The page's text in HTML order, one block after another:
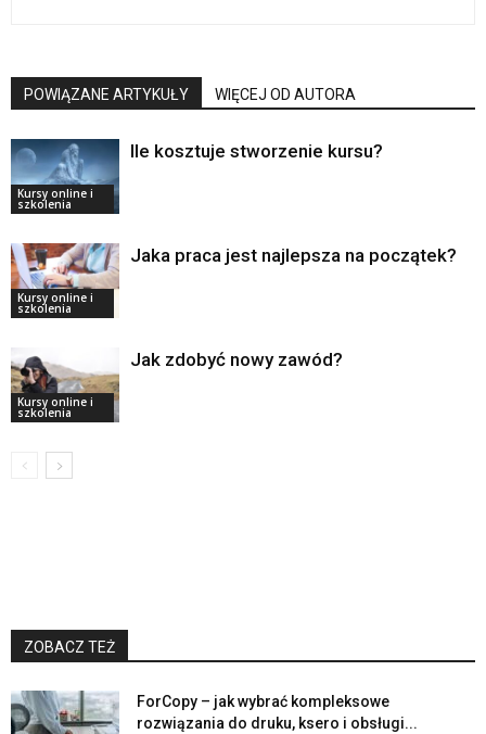
POWIĄZANE ARTYKUŁY WIĘCEJ OD AUTORA
Kursy online i
szkolenia
Ile kosztuje stworzenie kursu?
Kursy online i
szkolenia
Jaka praca jest najlepsza na początek?
Kursy online i
szkolenia
Jak zdobyć nowy zawód?
ZOBACZ TEŻ
ForCopy – jak wybrać kompleksowe
rozwiązania do druku, ksero i obsługi...